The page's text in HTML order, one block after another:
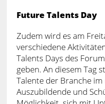
Future Talents Day
Zudem wird es am
verschiedene
Talents Days des
geben. An diesem Tag
Talente der Branche
Auszubildende und